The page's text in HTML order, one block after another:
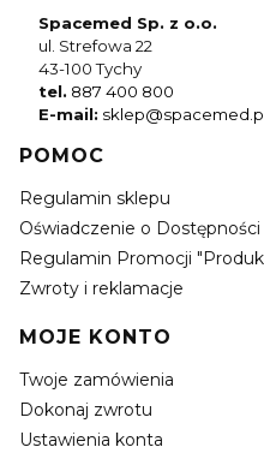
Spacemed Sp. z o.o.
ul. Strefowa 22
43-100 Tychy
tel. 887 400 800
E-mail:
Linki w stopce
POMOC
Regulamin sklepu
Oświadczenie o Dostępności
Regulamin Promocji
Zwroty i reklamacje
MOJE KONTO
Twoje zamówienia
Dokonaj zwrotu
Ustawienia konta